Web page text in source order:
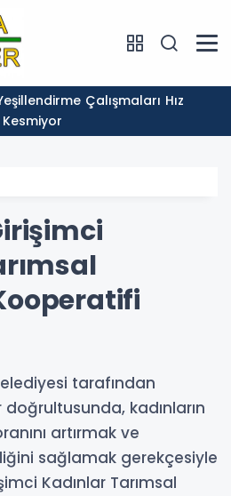
Kesmiyor
tarafından
kadınların
artırmak ve
sağlamak gerekçesiyle
Kadınlar Tarımsal